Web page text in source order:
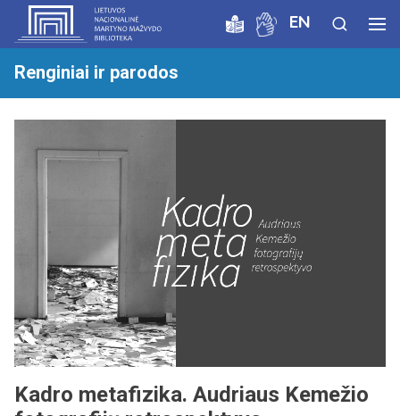
EN
Renginiai ir parodos
Kadro metafizika. Audriaus Kemežio